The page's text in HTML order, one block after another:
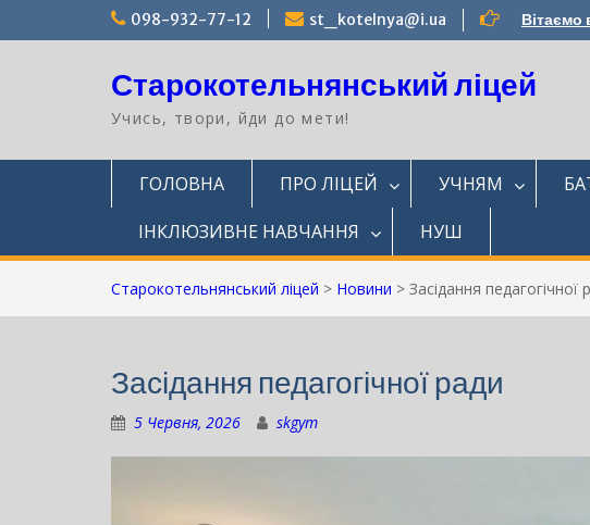
098-932-77-12 st_kotelnya@i.ua Вітаємо
Старокотельнянський ліцей
Учись, твори, йди до мети!
ГОЛОВНА ПРО ЛІЦЕЙ УЧНЯМ
ІНКЛЮЗИВНЕ НАВЧАННЯ
НУШ
Старокотельнянський ліцей > Новини > Засідання педагогічної
Засідання педагогічної ради
5 Червня, 2026 skgym